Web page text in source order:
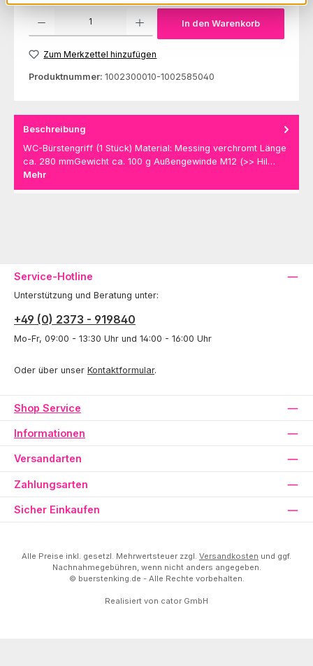
In den Warenkorb
Zum Merkzettel hinzufügen
Produktnummer: 1002300010-1002585040
Beschreibung
WC-Bürstengriff (1 Stück) Material: Messing verchromt Länge
ca. 280 mmGewicht ca. 100 g Außengewinde M12 (>> Hil…
Mehr
Service-Hotline
Unterstützung und Beratung unter:
+49 (0) 2373 - 919840
Mo-Fr, 09:00 - 13:30 Uhr und 14:00 - 16:00 Uhr
Oder über unser Kontaktformular.
Shop Service
Informationen
Versandarten
Zahlungsarten
Sicher Einkaufen
Alle Preise inkl. gesetzl. Mehrwertsteuer zzgl. Versandkosten und ggf.
Nachnahmegebühren, wenn nicht anders angegeben.
© buerstenking.de - Alle Rechte vorbehalten.
Realisiert von cator GmbH